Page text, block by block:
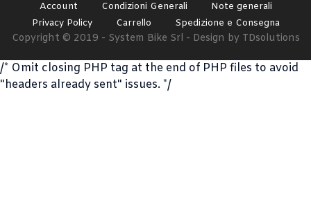
Account Condizioni Generali
Note generali
Privacy Policy
Carrello Spedizione e Consegna
Copyright © 2019 - System Bike Srl - Design by TDsolutions
/* Omit closing PHP tag at the end of PHP files to avoid
"headers already sent" issues. */